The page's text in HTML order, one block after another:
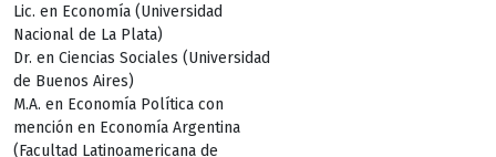
Lic. en Economía (Universidad
Nacional de La Plata)
Dr. en Ciencias Sociales (Universidad
de Buenos Aires)
M.A. en Economía Política con
mención en Economía Argentina
(Facultad Latinoamericana de